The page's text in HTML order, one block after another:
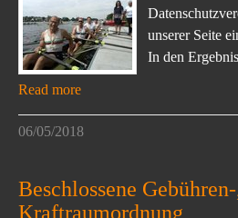
unserer Seite
In den
Read more
06/05/2018
Beschlossene
Kraftraumordnung